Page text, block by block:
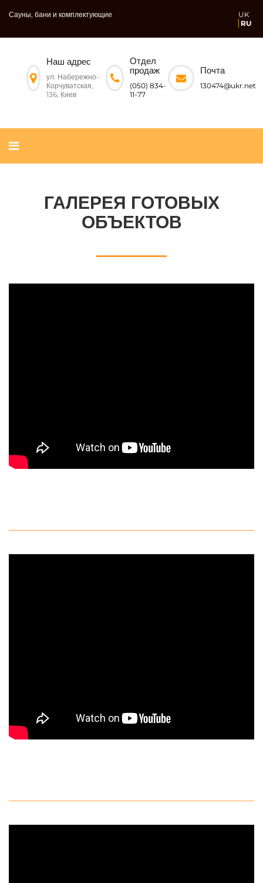
Сауны, бани и комплектующие
UK
RU
Наш адрес
ул. Набережно-
Корчуватская,
136, Киев
Отдел
продаж
(050) 834-
11-77
Почта
130474@ukr.net
ГАЛЕРЕЯ ГОТОВЫХ
ОБЪЕКТОВ